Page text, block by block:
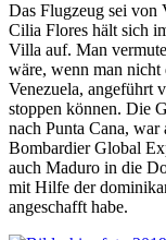
Das Flugzeug sei von
Cilia Flores hält sich
Villa auf. Man
wäre, wenn man
Venezuela, angeführt
stoppen können. Die
nach Punta Cana, war
Bombardier Global
auch Maduro in die
mit Hilfe der
angeschafft habe.